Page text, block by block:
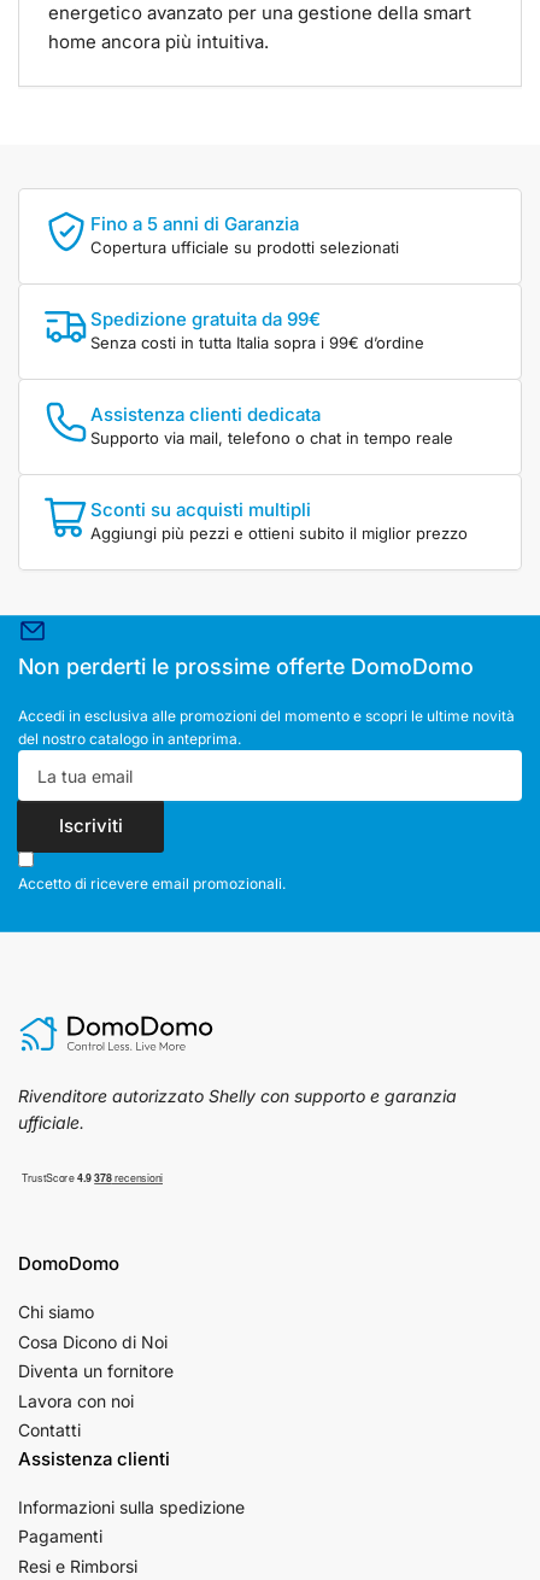
energetico avanzato per una gestione della smart
home ancora più intuitiva.
Fino a 5 anni di Garanzia
Copertura ufficiale su prodotti selezionati
Spedizione gratuita da 99€
Senza costi in tutta Italia sopra i 99€ d’ordine
Assistenza clienti dedicata
Supporto via mail, telefono o chat in tempo reale
Sconti su acquisti multipli
Aggiungi più pezzi e ottieni subito il miglior prezzo
Non perderti le prossime offerte DomoDomo
Accedi in esclusiva alle promozioni del momento e scopri le ultime novità
del nostro catalogo in anteprima.
La
tua
email
Iscriviti
Accetto di ricevere email promozionali.
Rivenditore autorizzato Shelly con supporto e garanzia
ufficiale.
DomoDomo
Chi siamo
Cosa Dicono di Noi
Diventa un fornitore
Lavora con noi
Contatti
Assistenza clienti
Informazioni sulla spedizione
Pagamenti
Resi e Rimborsi